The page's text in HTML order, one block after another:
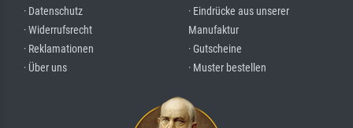
· Datenschutz
· Widerrufsrecht
· Reklamationen
· Über uns
· Eindrücke aus unserer
Manufaktur
· Gutscheine
· Muster bestellen